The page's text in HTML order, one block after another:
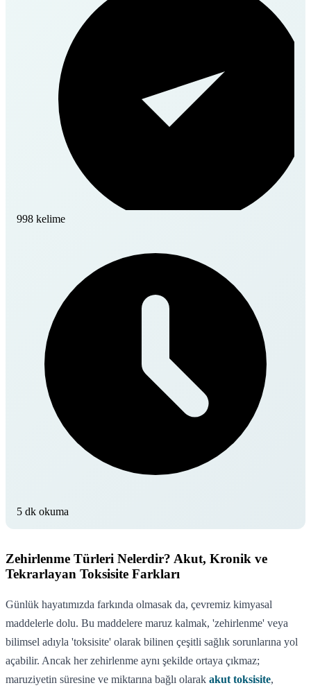
998 kelime
5 dk okuma
Zehirlenme Türleri Nelerdir? Akut, Kronik ve
Tekrarlayan Toksisite Farkları
Günlük hayatımızda farkında olmasak da, çevremiz kimyasal
maddelerle dolu. Bu maddelere maruz kalmak, 'zehirlenme' veya
bilimsel adıyla 'toksisite' olarak bilinen çeşitli sağlık sorunlarına yol
açabilir. Ancak her zehirlenme aynı şekilde ortaya çıkmaz;
maruziyetin süresine ve miktarına bağlı olarak akut toksisite,